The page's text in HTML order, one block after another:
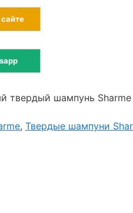
твердый шампунь
, Твердые шампуни